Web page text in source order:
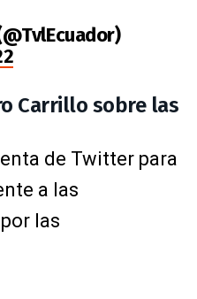
Carrillo sobre las
de Twitter para
a las
las